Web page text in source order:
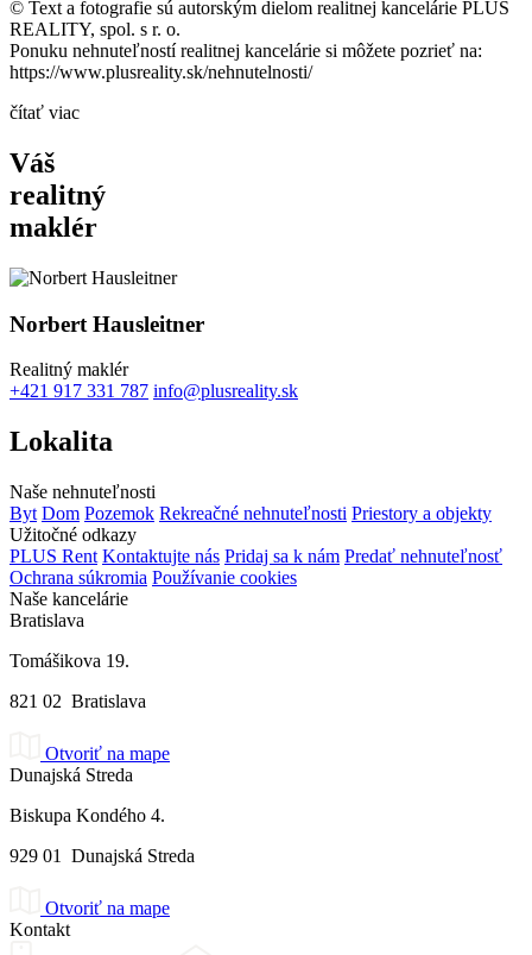
© Text a fotografie sú autorským dielom realitnej kancelárie PLUS
REALITY, spol. s r. o.
Ponuku nehnuteľností realitnej kancelárie si môžete pozrieť na:
https://www.plusreality.sk/nehnutelnosti/
čítať viac
Váš
realitný
maklér
Norbert Hausleitner
Realitný maklér
+421 917 331 787 info@plusreality.sk
Lokalita
Naše nehnuteľnosti
Byt Dom Pozemok Rekreačné nehnuteľnosti Priestory a objekty
Užitočné odkazy
PLUS Rent Kontaktujte nás Pridaj sa k nám Predať nehnuteľnosť
Ochrana súkromia Používanie cookies
Naše kancelárie
Bratislava
Tomášikova 19.
821 02 Bratislava
Otvoriť na mape
Dunajská Streda
Biskupa Kondého 4.
929 01 Dunajská Streda
Otvoriť na mape
Kontakt